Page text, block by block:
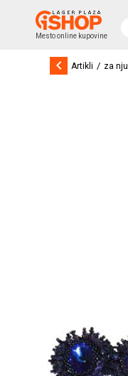
Mesto online kupovine
keyboard_arrow_left Artikli / za nju